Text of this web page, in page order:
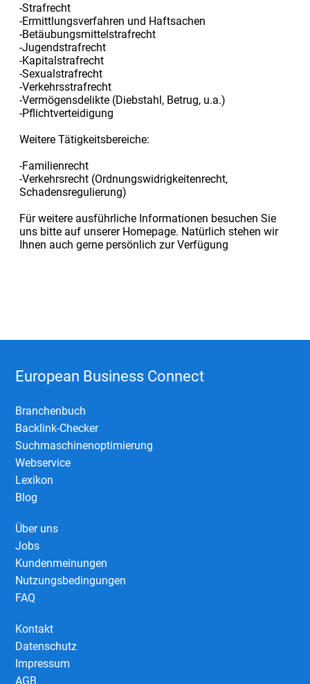
-Strafrecht
-Ermittlungsverfahren und Haftsachen
-Betäubungsmittelstrafrecht
-Jugendstrafrecht
-Kapitalstrafrecht
-Sexualstrafrecht
-Verkehrsstrafrecht
-Vermögensdelikte (Diebstahl, Betrug, u.a.)
-Pflichtverteidigung
Weitere Tätigkeitsbereiche:
-Familienrecht
-Verkehrsrecht (Ordnungswidrigkeitenrecht,
Schadensregulierung)
Für weitere ausführliche Informationen besuchen Sie
uns bitte auf unserer Homepage. Natürlich stehen wir
Ihnen auch gerne persönlich zur Verfügung
European Business Connect
Branchenbuch
Backlink-Checker
Suchmaschinenoptimierung
Webservice
Lexikon
Blog
Über uns
Jobs
Kundenmeinungen
Nutzungsbedingungen
FAQ
Kontakt
Datenschutz
Impressum
AGB